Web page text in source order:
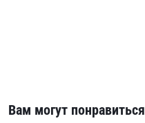
Вам могут понравиться